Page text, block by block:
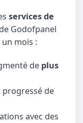
services de
de Godofpanel
mois :
de plus
de
avec des